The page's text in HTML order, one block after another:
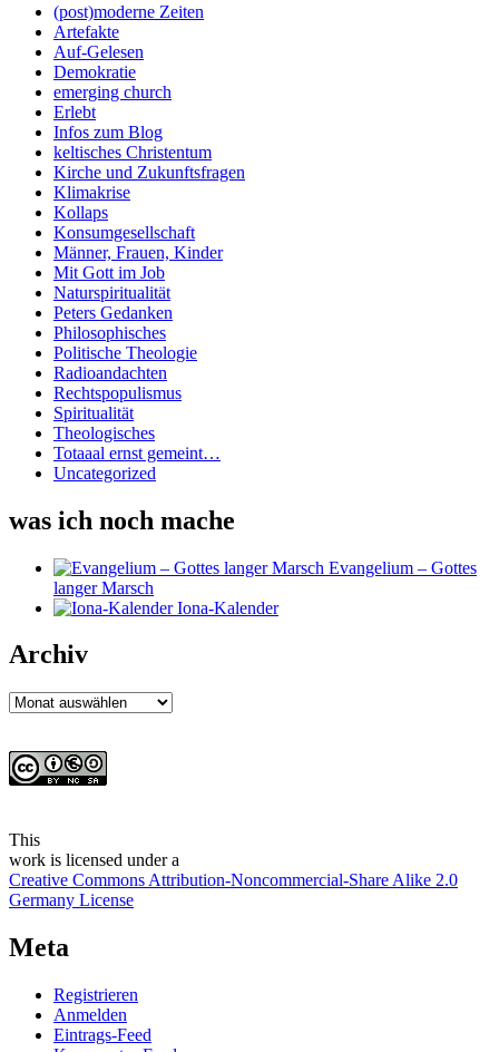
(post)moderne Zeiten
Artefakte
Auf-Gelesen
Demokratie
emerging church
Erlebt
Infos zum Blog
keltisches Christentum
Kirche und Zukunftsfragen
Klimakrise
Kollaps
Konsumgesellschaft
Männer, Frauen, Kinder
Mit Gott im Job
Naturspiritualität
Peters Gedanken
Philosophisches
Politische Theologie
Radioandachten
Rechtspopulismus
Spiritualität
Theologisches
Totaaal ernst gemeint…
Uncategorized
was ich noch mache
Evangelium – Gottes
langer Marsch
Iona-Kalender
Archiv
Archiv
This
work is licensed under a
Creative Commons Attribution-Noncommercial-Share Alike 2.0
Germany License
Meta
Registrieren
Anmelden
Eintrags-Feed